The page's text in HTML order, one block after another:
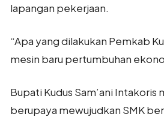
lapangan pekerjaan.
“Apa yang dilakukan Pemkab
mesin baru pertumbuhan
Bupati Kudus Sam’ani
berupaya mewujudkan SMK